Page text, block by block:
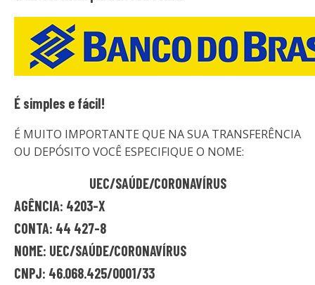
É simples e fácil!
É MUITO IMPORTANTE QUE NA SUA TRANSFERÊNCIA
OU DEPÓSITO VOCÊ ESPECIFIQUE O NOME:
UEC/SAÚDE/CORONAVÍRUS
AGÊNCIA: 4203-X
CONTA: 44 427-8
NOME: UEC/SAÚDE/CORONAVÍRUS
CNPJ: 46.068.425/0001/33